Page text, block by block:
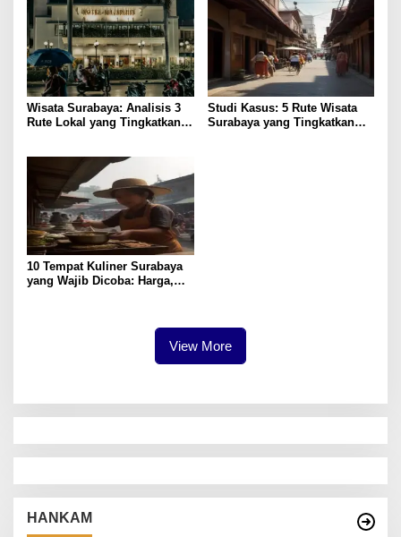
Wisata Surabaya: Analisis 3
Rute Lokal yang Tingkatkan
Studi Kasus: 5 Rute Wisata
Surabaya yang Tingkatkan
10 Tempat Kuliner Surabaya
yang Wajib Dicoba: Harga,
View More
HANKAM